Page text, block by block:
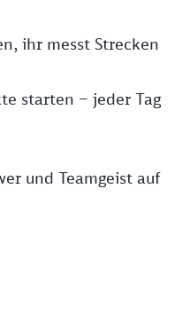
ihr messt Strecken
starten – jeder Tag
und Teamgeist auf